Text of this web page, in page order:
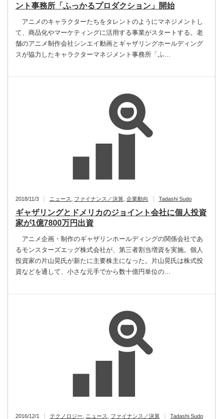
ント事務所「ふっかるプロダクション」開始
アニメのキャラクターたちをタレントのようにマネジメントし
て、商品化やマーケティングに活用する事業がスタートする。老
舗のアニメ制作会社シンエイ動画とギャザリングホールディング
スが協力したキャラクターマネジメント事務所「ふ…
2018/11/3 ニュース ファイナンス／決算 企業動向 Tadashi Sudo
ギャザリングとドメリカのジョイント会社に個人投資
家が1億7800万円出資
アニメ企画・制作のギャザリンホールディングの関係会社であ
るモンスターズエッグ株式会社が、第三者割当増資を実施。個人
投資家の片山晃氏が新たに主要株主になった。片山晃氏は株式投
資などを通して、小さな元手でから数十億円単位の…
2016/12/1 テクノロジー ニュース ファイナンス／決算 Tadashi Sudo